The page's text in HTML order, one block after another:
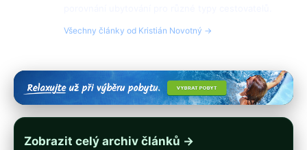
Všechny články od Kristián Novotný →
Zobrazit celý archiv článků →